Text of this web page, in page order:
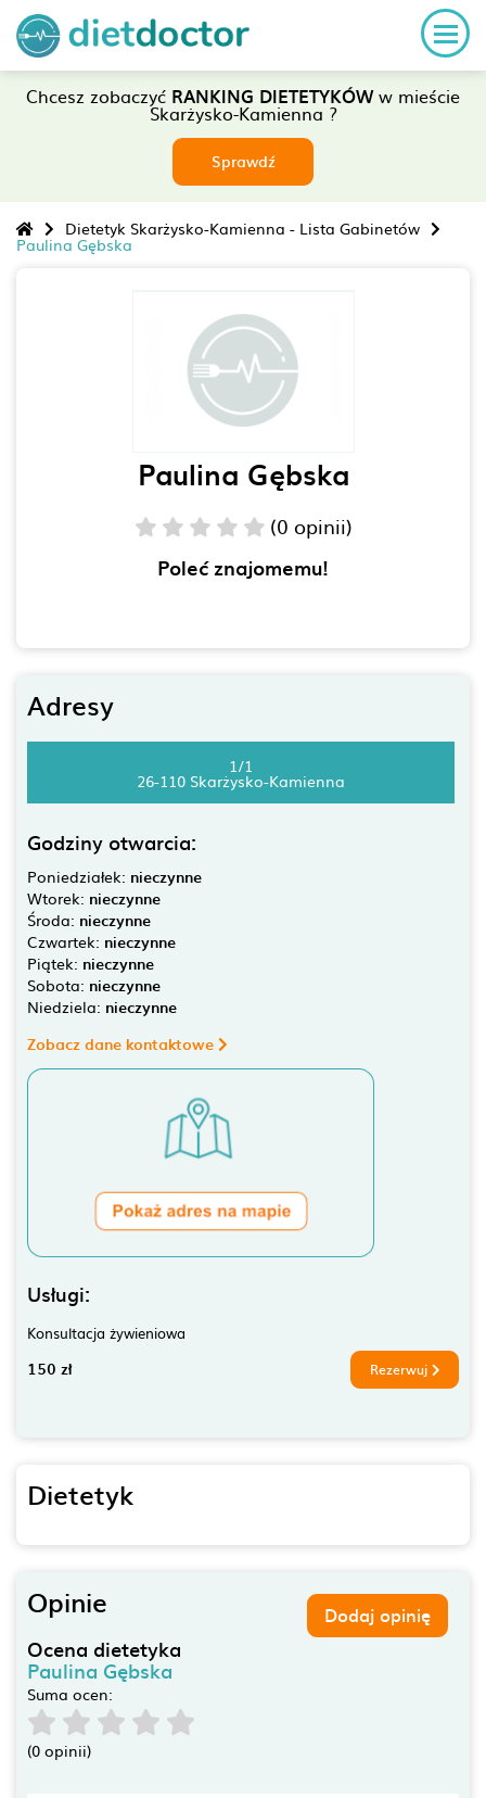
Chcesz zobaczyć RANKING DIETETYKÓWw mieście
Skarżysko-Kamienna ?
Sprawdź
Dietetyk Skarżysko-Kamienna - Lista Gabinetów
Paulina Gębska
Paulina Gębska
(0 opinii)
Poleć znajomemu!
Adresy
1/1
26-110 Skarżysko-Kamienna
Godziny otwarcia:
Poniedziałek: nieczynne
Wtorek: nieczynne
Środa: nieczynne
Czwartek: nieczynne
Piątek: nieczynne
Sobota: nieczynne
Niedziela: nieczynne
Zobacz dane kontaktowe
Usługi:
Konsultacja żywieniowa
150 zł Rezerwuj
Dietetyk
Opinie Dodaj opinię
Ocena dietetyka
Paulina Gębska
Suma ocen:
(0 opinii)